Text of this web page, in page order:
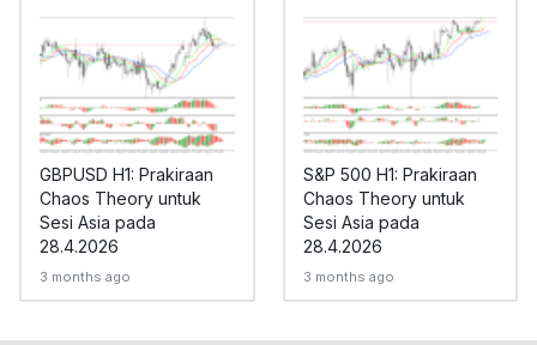
GBPUSD H1: Prakiraan
Chaos Theory untuk
Sesi Asia pada
28.4.2026
3 months ago
S&P 500 H1: Prakiraan
Chaos Theory untuk
Sesi Asia pada
28.4.2026
3 months ago